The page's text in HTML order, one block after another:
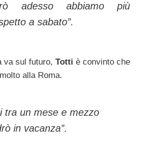
adesso abbiamo più
a sabato”.
va sul futuro, Totti è convinto che
alla Roma.
tra un mese e mezzo
in vacanza”.